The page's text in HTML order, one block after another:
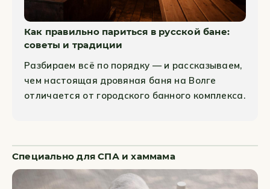
Как правильно париться в русской бане:
советы и традиции
Разбираем всё по порядку — и рассказываем,
чем настоящая дровяная баня на Волге
отличается от городского банного комплекса.
Специально для СПА и хаммама